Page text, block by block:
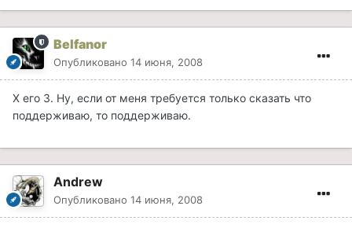
Belfanor
Опубликовано 14 июня, 2008
Х его З. Ну, если от меня требуется только сказать что
поддерживаю, то поддерживаю.
Andrew
Опубликовано 14 июня, 2008